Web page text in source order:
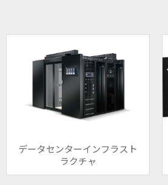
データセンターインフラスト
ラクチャ